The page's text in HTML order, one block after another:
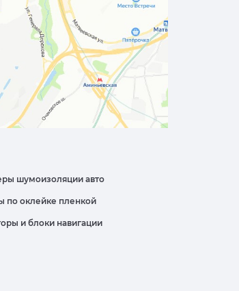
шумоизоляции авто
по оклейке пленкой
и блоки навигации